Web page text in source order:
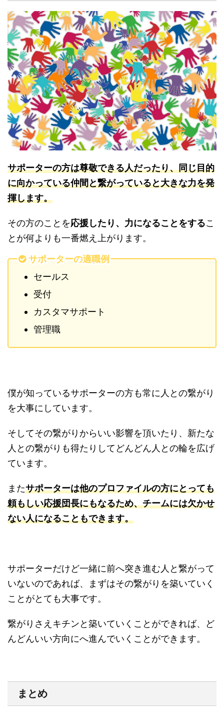
サポーターの方は尊敬できる人だったり、同じ目的
に向かっている仲間と繋がっていると大きな力を発
揮します。
その方のことを応援したり、力になることをするこ
とが何よりも一番燃え上がります。
サポーターの適職例
セールス
受付
カスタマサポート
管理職
僕が知っているサポーターの方も常に人との繋がり
を大事にしています。
そしてその繋がりからいい影響を頂いたり、新たな
人との繋がりも得たりしてどんどん人との輪を広げ
ています。
またサポーターは他のプロファイルの方にとっても
頼もしい応援団長にもなるため、チームには欠かせ
ない人になることもできます。
サポーターだけど一緒に前へ突き進む人と繋がって
いないのであれば、まずはその繋がりを築いていく
ことがとても大事です。
繋がりさえキチンと築いていくことができれば、ど
んどんいい方向にへ進んでいくことができます。
まとめ